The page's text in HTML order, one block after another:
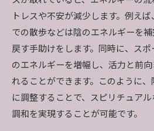
日常生活で感謝を表現す
スピリチュアルな視点で
アファメーションの基本
ポジティブなアファメー
トレスや不安が減少します。例え
での散歩などは陰のエネルギーを
戻す手助けをします。同時に、ス
のエネルギーを増幅し、活力と前
れることができます。このように
に調整することで、スピリチュア
調和を実現することが可能です。